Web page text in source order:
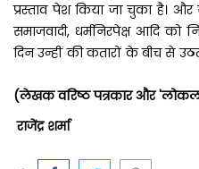
प्रस्ताव पेश किया जा चुका है।
समाजवादी, धर्मनिरपेक्ष आदि
दिन उन्हीं की कतारों के बीच से
(लेखक वरिष्ठ पत्रकार और
राजेंद्र शर्मा